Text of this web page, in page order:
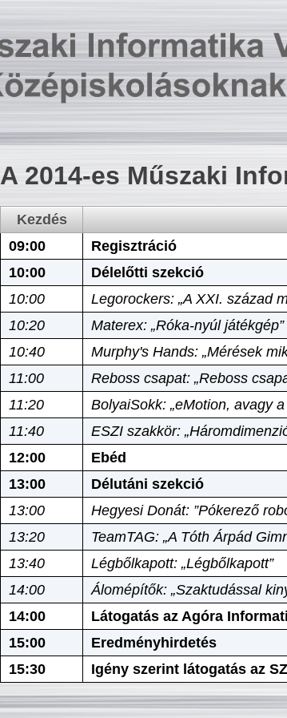
A 2014-es Műszaki
Kezdés
09:00
Regisztráció
10:00
Délelőtti szekció
10:00
Legorockers: „A XXI. század
10:20
Materex: „Róka-nyúl játékgép”
10:40
Murphy's Hands: „Mérések
11:00
Reboss csapat: „Reboss
11:20
BolyaiSokk: „eMotion, avagy
11:40
ESZI szakkör:
12:00
Ebéd
13:00
Délutáni szekció
13:00
Hegyesi Donát: ”Pókerező
13:20
TeamTAG: „A Tóth Árpád
13:40
Légbőlkapott: „Légbőlkapott”
14:00
Álomépítők: „Szaktudással
14:00
Látogatás az Agóra
15:00
Eredményhirdetés
15:30
Igény szerint látogatás az